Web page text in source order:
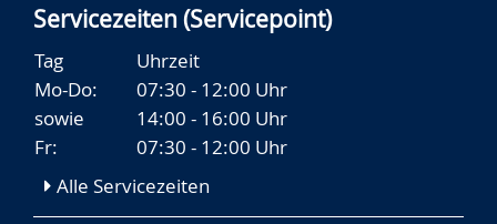
Servicezeiten (Servicepoint)
Tag
Uhrzeit
Mo-Do:
07:30 - 12:00 Uhr
sowie
14:00 - 16:00 Uhr
Fr:
07:30 - 12:00 Uhr
Alle Servicezeiten